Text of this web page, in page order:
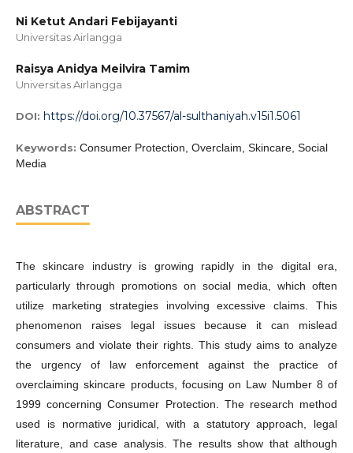
Ni Ketut Andari Febijayanti
Universitas Airlangga
Raisya Anidya Meilvira Tamim
Universitas Airlangga
DOI: https://doi.org/10.37567/al-sulthaniyah.v15i1.5061
Keywords: Consumer Protection, Overclaim, Skincare, Social
Media
ABSTRACT
The skincare industry is growing rapidly in the digital era,
particularly through promotions on social media, which often
utilize marketing strategies involving excessive claims. This
phenomenon raises legal issues because it can mislead
consumers and violate their rights. This study aims to analyze
the urgency of law enforcement against the practice of
overclaiming skincare products, focusing on Law Number 8 of
1999 concerning Consumer Protection. The research method
used is normative juridical, with a statutory approach, legal
literature, and case analysis. The results show that although